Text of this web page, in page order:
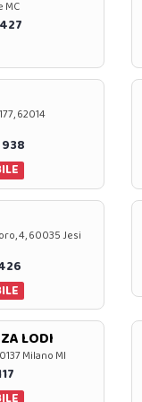
MC
62014
4, 60035 Jesi
LODI
Milano MI